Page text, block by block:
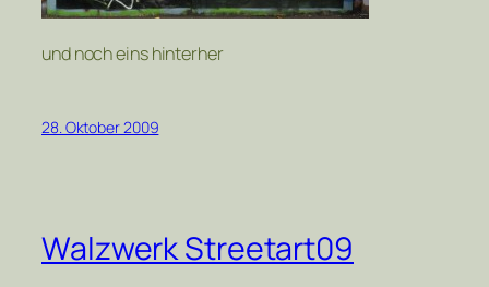
und noch eins hinterher
28. Oktober 2009
Walzwerk Streetart09